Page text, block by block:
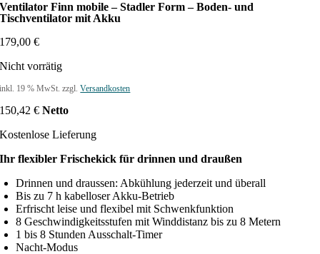
Ventilator Finn mobile – Stadler Form – Boden- und
Tischventilator mit Akku
179,00€
Nicht vorrätig
inkl. 19 % MwSt. zzgl.Versandkosten
150,42€ Netto
Kostenlose Lieferung
Ihr flexibler Frischekick für drinnen und draußen
Drinnen und draussen: Abkühlung jederzeit und überall
Bis zu 7 h kabelloser Akku-Betrieb
Erfrischt leise und flexibel mit Schwenkfunktion
8 Geschwindigkeitsstufen mit Winddistanz bis zu 8 Metern
1 bis 8 Stunden Ausschalt-Timer
Nacht-Modus